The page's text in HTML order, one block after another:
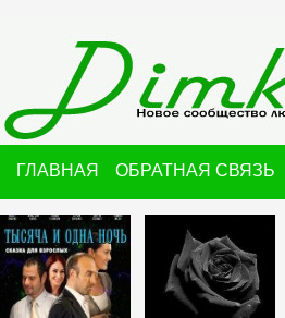
ГЛАВНАЯ ОБРАТНАЯ СВЯЗЬ